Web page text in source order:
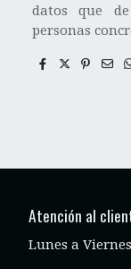
datos que
personas
Atención al
Lunes a